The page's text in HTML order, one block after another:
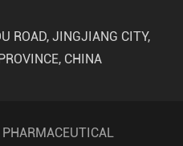
ROAD, JINGJIANG CITY,
CHINA